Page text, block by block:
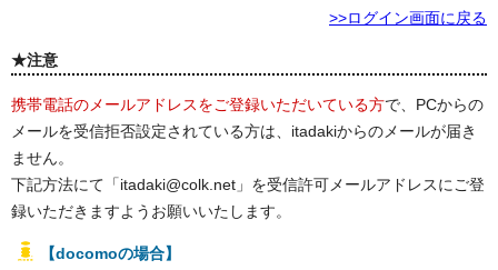
>>ログイン画面に戻る
★注意
携帯電話のメールアドレスをご登録いただいている方で、PCからの
メールを受信拒否設定されている方は、itadakiからのメールが届き
ません。
下記方法にて「itadaki@colk.net」を受信許可メールアドレスにご登
録いただきますようお願いいたします。
【docomoの場合】